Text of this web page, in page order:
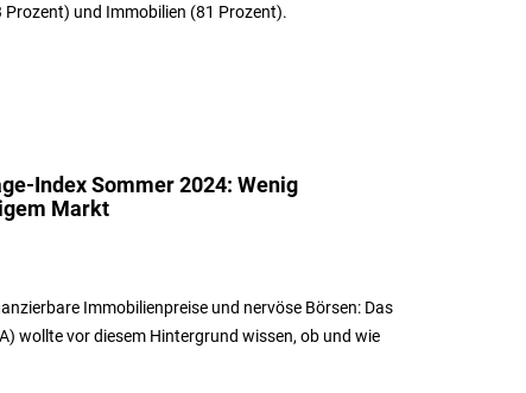
und Immobilien (81 Prozent).
Index Sommer 2024: Wenig
Markt
Immobilienpreise und nervöse Börsen: Das
wollte vor diesem Hintergrund wissen, ob und wie